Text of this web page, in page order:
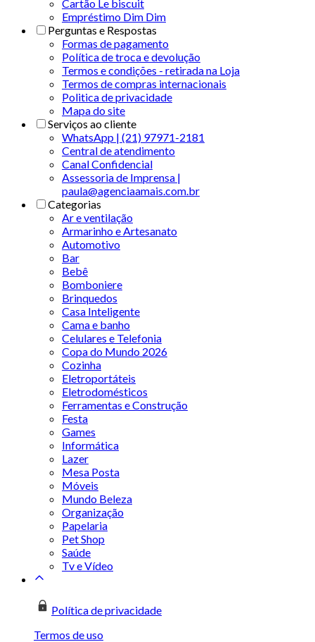
Cartão Le biscuit
Empréstimo Dim Dim
Perguntas e Respostas
Formas de pagamento
Política de troca e devolução
Termos e condições - retirada na Loja
Termos de compras internacionais
Politica de privacidade
Mapa do site
Serviços ao cliente
WhatsApp | (21) 97971-2181
Central de atendimento
Canal Confidencial
Assessoria de Imprensa |
paula@agenciaamais.com.br
Categorias
Ar e ventilação
Armarinho e Artesanato
Automotivo
Bar
Bebê
Bomboniere
Brinquedos
Casa Inteligente
Cama e banho
Celulares e Telefonia
Copa do Mundo 2026
Cozinha
Eletroportáteis
Eletrodomésticos
Ferramentas e Construção
Festa
Games
Informática
Lazer
Mesa Posta
Móveis
Mundo Beleza
Organização
Papelaria
Pet Shop
Saúde
Tv e Vídeo
Política de privacidade
Termos de uso